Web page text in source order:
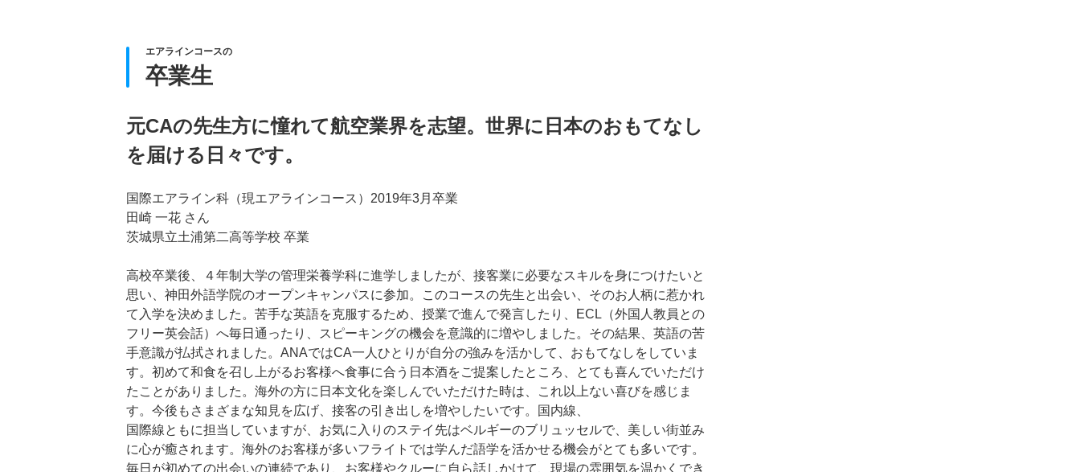
エアラインコースの
卒業生
元CAの先生方に憧れて航空業界を志望。世界に日本のおもてなし
を届ける日々です。
国際エアライン科（現エアラインコース）2019年3月卒業
田崎 一花 さん
茨城県立土浦第二高等学校 卒業
高校卒業後、４年制大学の管理栄養学科に進学しましたが、接客業に必要なスキルを身につけたいと
思い、神田外語学院のオープンキャンパスに参加。このコースの先生と出会い、そのお人柄に惹かれ
て入学を決めました。苦手な英語を克服するため、授業で進んで発言したり、ECL（外国人教員との
フリー英会話）へ毎日通ったり、スピーキングの機会を意識的に増やしました。その結果、英語の苦
手意識が払拭されました。ANAではCA一人ひとりが自分の強みを活かして、おもてなしをしていま
す。初めて和食を召し上がるお客様へ食事に合う日本酒をご提案したところ、とても喜んでいただけ
たことがありました。海外の方に日本文化を楽しんでいただけた時は、これ以上ない喜びを感じま
す。今後もさまざまな知見を広げ、接客の引き出しを増やしたいです。国内線、
国際線ともに担当していますが、お気に入りのステイ先はベルギーのブリュッセルで、美しい街並み
に心が癒されます。海外のお客様が多いフライトでは学んだ語学を活かせる機会がとても多いです。
毎日が初めての出会いの連続であり、お客様やクルーに自ら話しかけて、現場の雰囲気を温かくでき